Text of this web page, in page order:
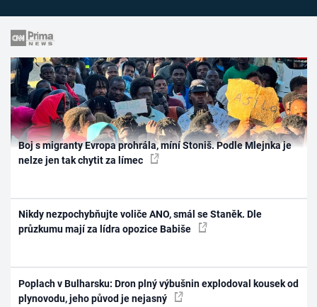
Boj s migranty Evropa prohrála, míní Stoniš. Podle Mlejnka je
nelze jen tak chytit za límec
Nikdy nezpochybňujte voliče ANO, smál se Staněk. Dle
průzkumu mají za lídra opozice Babiše
Poplach v Bulharsku: Dron plný výbušnin explodoval kousek od
plynovodu, jeho původ je nejasný